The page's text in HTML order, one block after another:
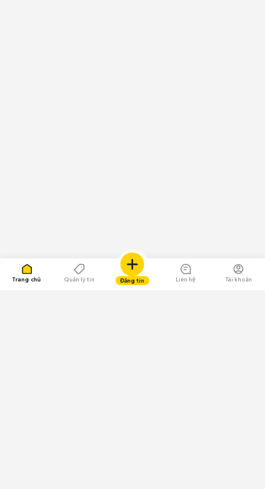
Trang chủ Quản lý tin Đăng tin Liên hệ Tài khoản